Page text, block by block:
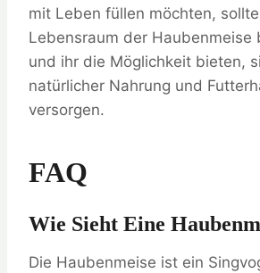
mit Leben füllen möchten,
Lebensraum der Haubenmeise
und ihr die Möglichkeit bieten,
natürlicher Nahrung und
versorgen.
FAQ
Wie Sieht Eine
Die Haubenmeise ist ein